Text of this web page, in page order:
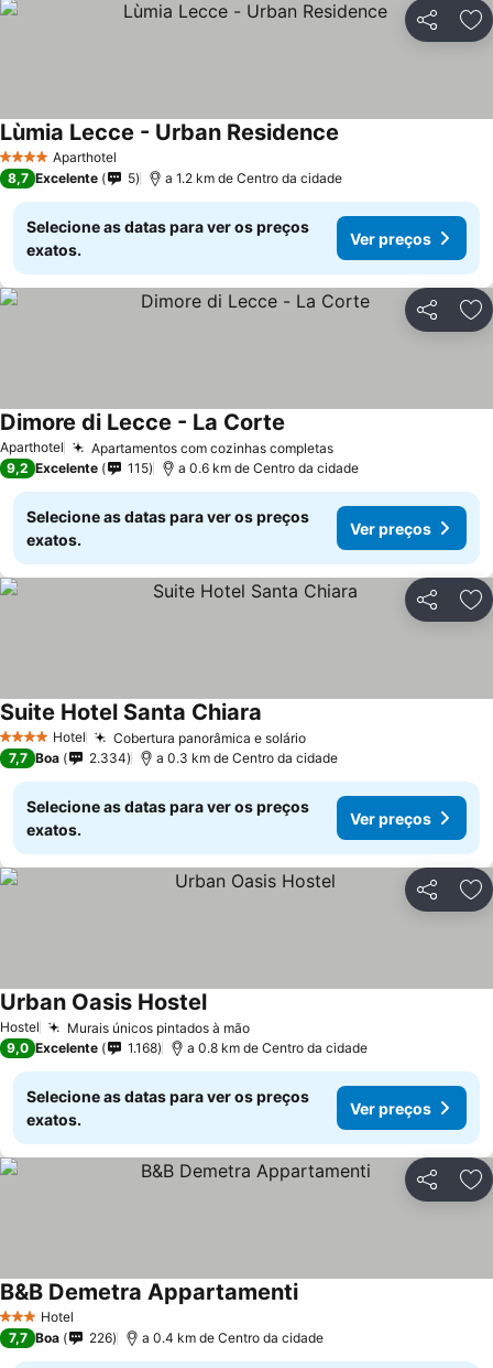
Partilhar
4 EstrelasAparthotel
Lùmia Lecce - Urban Residence
8,7 Excelente 5 a 1.2 km de Centro da cidade
Selecione as datas para ver os preços
exatos.
Ver preços
Partilhar
Aparthotel Apartamentos com cozinhas completas
Dimore di Lecce - La Corte
9,2 Excelente 115 a 0.6 km de Centro da cidade
Selecione as datas para ver os preços
exatos.
Ver preços
Partilhar
4 EstrelasHotel Cobertura panorâmica e solário
Suite Hotel Santa Chiara
7,7 Boa 2.334 a 0.3 km de Centro da cidade
Selecione as datas para ver os preços
exatos.
Ver preços
Partilhar
Hostel Murais únicos pintados à mão
Urban Oasis Hostel
9,0 Excelente 1.168 a 0.8 km de Centro da cidade
Selecione as datas para ver os preços
exatos.
Ver preços
Partilhar
3 EstrelasHotel
B&B Demetra Appartamenti
7,7 Boa 226 a 0.4 km de Centro da cidade